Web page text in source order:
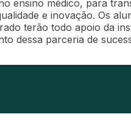
ensino médico, para
e inovação. Os
terão todo apoio da
dessa parceria de